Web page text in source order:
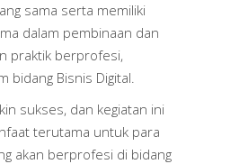
sama serta memiliki
dalam pembinaan dan
praktik berprofesi,
bidang Bisnis Digital.
sukses, dan kegiatan ini
terutama untuk para
akan berprofesi di bidang